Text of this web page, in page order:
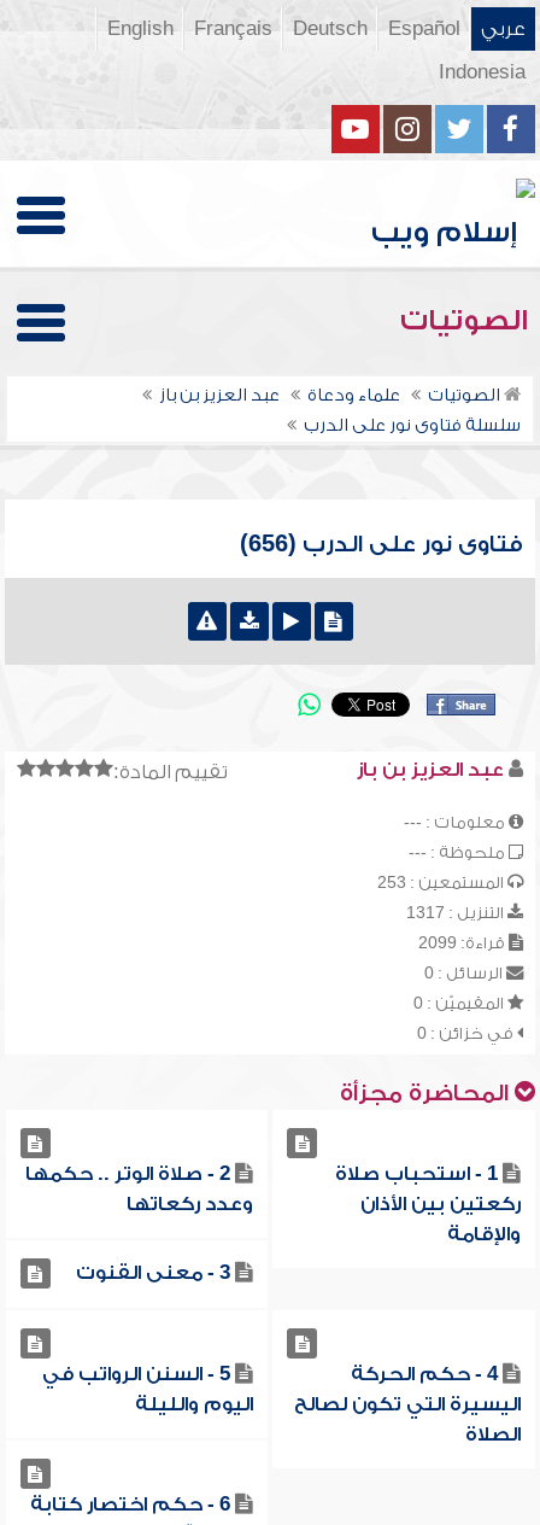
عربي Español
Deutsch
Français
English
Indonesia
الصوتيات
الصوتيات علماء ودعاة
عبد العزيز بن باز
سلسلة فتاوى نور على الدرب
فتاوى نور على الدرب (656)
تقييم المادة: عبد العزيز بن باز
معلومات : ---
ملحوظة : ---
المستمعين : 253
التنزيل : 1317
قراءة: 2099
الرسائل : 0
المقيميّن : 0
في خزائن : 0
المحاضرة مجزأة
1 - استحباب صلاة
ركعتين بين الأذان
والإقامة
2 - صلاة الوتر .. حكمها
وعدد ركعاتها
3 - معنى القنوت
4 - حكم الحركة
اليسيرة التي تكون لصالح
الصلاة
5 - السنن الرواتب في
اليوم والليلة
6 - حكم اختصار كتابة